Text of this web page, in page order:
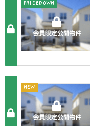
PRICEDOWN
NEW